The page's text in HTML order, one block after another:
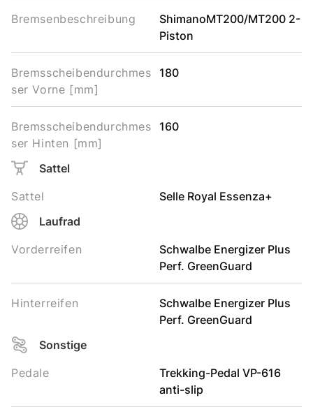
Bremsenbeschreibung
ShimanoMT200/MT200 2-
Piston
Bremsscheibendurchmes
ser Vorne [mm]
180
Bremsscheibendurchmes
ser Hinten [mm]
160
Sattel
Sattel
Selle Royal Essenza+
Laufrad
Vorderreifen
Schwalbe Energizer Plus
Perf. GreenGuard
Hinterreifen
Schwalbe Energizer Plus
Perf. GreenGuard
Sonstige
Pedale
Trekking-Pedal VP-616
anti-slip